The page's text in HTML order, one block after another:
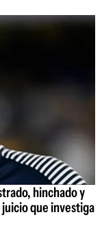
hinchado y
que investiga